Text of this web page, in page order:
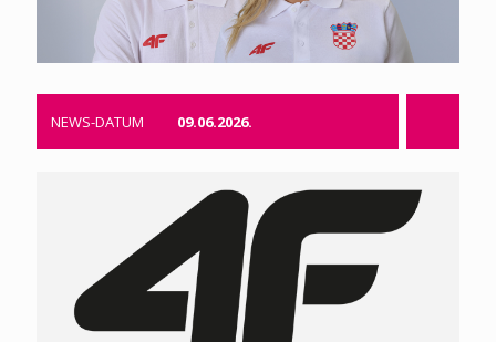
NEWS-DATUM 09.06.2026.